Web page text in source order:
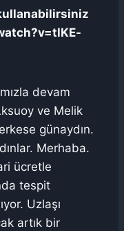
devam
ve Melik
günaydın.
Merhaba.
ücretle
tespit
Uzlaşı
artık bir